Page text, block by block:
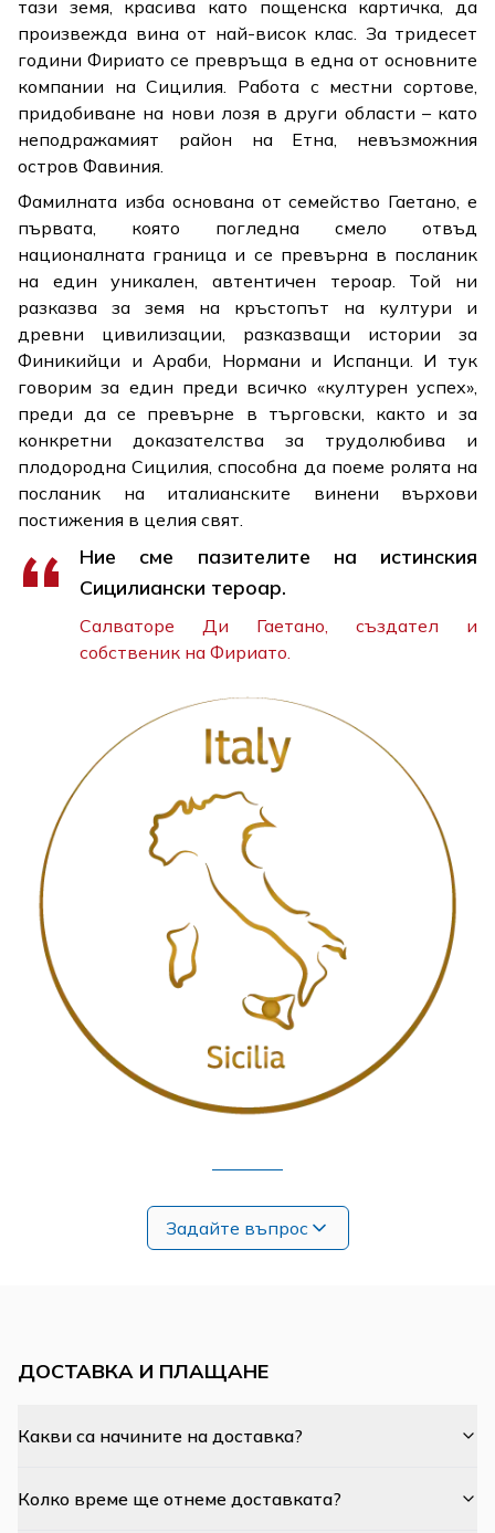
тази земя, красива като пощенска картичка, да
произвежда вина от най-висок клас. За тридесет
години Фириато се превръща в една от основните
компании на Сицилия. Работа с местни сортове,
придобиване на нови лозя в други области – като
неподражамият район на Етна, невъзможния
остров Фавиния.
Фамилната изба основана от семейство Гаетано, е
първата, която погледна смело отвъд
националната граница и се превърна в посланик
на един уникален, автентичен тероар. Той ни
разказва за земя на кръстопът на култури и
древни цивилизации, разказващи истории за
Финикийци и Араби, Нормани и Испанци. И тук
говорим за един преди всичко «културен успех»,
преди да се превърне в търговски, както и за
конкретни доказателства за трудолюбива и
плодородна Сицилия, способна да поеме ролята на
посланик на италианските винени върхови
постижения в целия свят.
Ние сме пазителите на истинския
Сицилиански тероар.
Салваторе Ди Гаетано, създател и
собственик на Фириато.
Задайте въпрос
ДОСТАВКА И ПЛАЩАНЕ
Какви са начините на доставка?
Колко време ще отнеме доставката?